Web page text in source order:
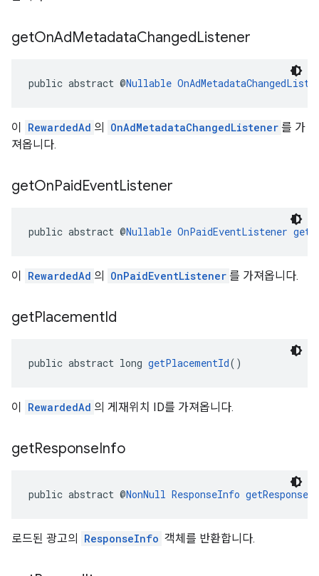
getOnAdMetadataChangedListener
public abstract @Nullable
이 RewardedAd 의 OnAdMetadataChangedListener 를 가
져옵니다.
getOnPaidEventListener
public abstract @Nullable OnPaidEventListener
이 RewardedAd 의 OnPaidEventListener 를 가져옵니다.
getPlacementId
public abstract long getPlacementId()
이 RewardedAd 의 게재위치 ID를 가져옵니다.
getResponseInfo
public abstract @NonNull ResponseInfo
로드된 광고의 ResponseInfo 객체를 반환합니다.